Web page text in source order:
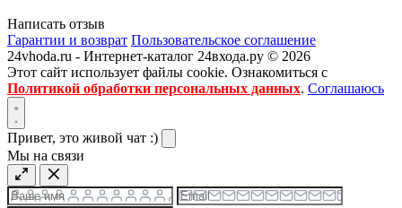
Написать отзыв
Гарантии и возврат Пользовательское соглашение
24vhoda.ru - Интернет-каталог 24входа.ру © 2026
Этот сайт использует файлы cookie. Ознакомиться с
Политикой обработки персональных данных. Соглашаюсь
Привет, это живой чат :)
Мы на связи